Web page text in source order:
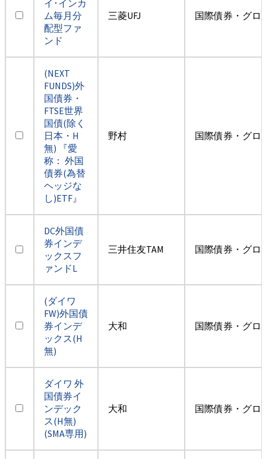
イ･インカ
ム毎月分
配型ファ
ンド
三菱UFJ 国際債券・グロ
(NEXT
FUNDS)外
国債券・
FTSE世界
国債(除く
日本・H
無) 『愛
称： 外国
債券(為替
ヘッジな
し)ETF』
野村 国際債券・グロ
DC外国債
券インデ
ックスフ
ァンドL
三井住友TAM 国際債券・グロ
(ダイワ
FW)外国債
券インデ
ックス(H
無)
大和 国際債券・グロ
ダイワ 外
国債券イ
ンデック
ス(H無)
(SMA専用)
大和 国際債券・グロ